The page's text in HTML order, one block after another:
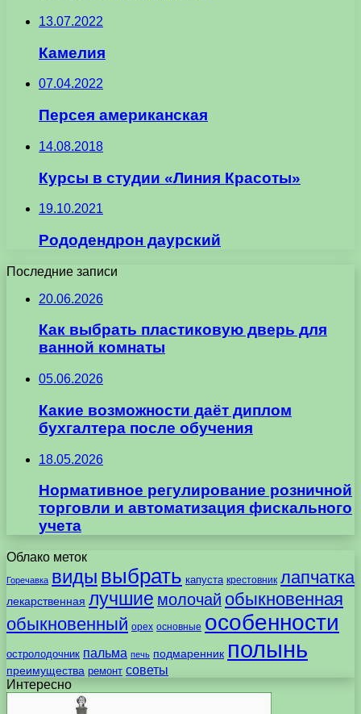
13.07.2022
Камелия
07.04.2022
Персея американская
14.08.2018
Курсы в студии «Линия Красоты»
19.10.2021
Рододендрон даурский
Последние записи
20.06.2026
Как выбрать пластиковую дверь для
ванной комнаты
05.06.2026
Какие возможности даёт диплом
бухгалтера после обучения
18.05.2026
Нормативное регулирование розничной
торговли и автоматизация фискального
учета
Облако меток
Горечавка виды выбрать капуста крестовник лапчатка
лекарственная лучшие молочай обыкновенная
обыкновенный орех основные особенности
остролодочник пальма печь подмаренник полынь
преимущества ремонт советы
Интересно